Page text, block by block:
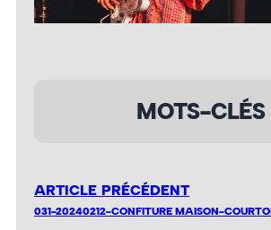
MOTS-CLÉS
ARTICLE PRÉCÉDENT
031-20240212-CONFITURE MAISON-